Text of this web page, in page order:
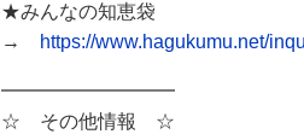
★みんなの知恵袋
→
https://www.hagukumu.net/
━━━━━━━━━
☆ その他情報 ☆